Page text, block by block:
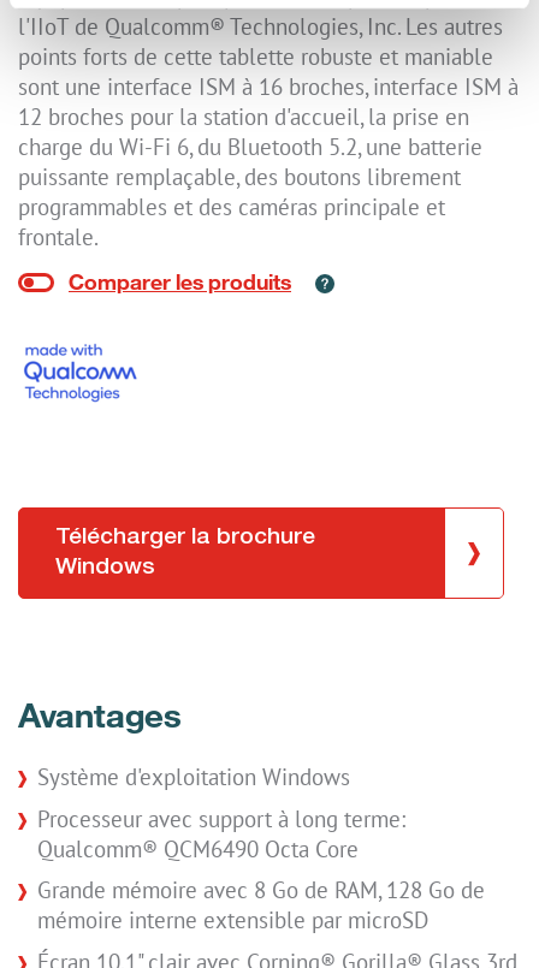
l'IIoT de Qualcomm® Technologies, Inc. Les autres
points forts de cette tablette robuste et maniable
sont une interface ISM à 16 broches, interface ISM à
12 broches pour la station d'accueil, la prise en
charge du Wi-Fi 6, du Bluetooth 5.2, une batterie
puissante remplaçable, des boutons librement
programmables et des caméras principale et
frontale.
Télécharger la brochure
Windows
Avantages
Système d'exploitation Windows
Processeur avec support à long terme:
Qualcomm® QCM6490 Octa Core
Grande mémoire avec 8 Go de RAM, 128 Go de
mémoire interne extensible par microSD
Écran 10,1" clair avec Corning® Gorilla® Glass 3rd